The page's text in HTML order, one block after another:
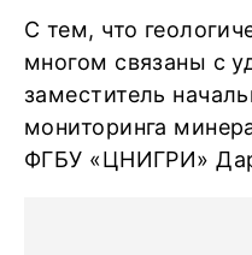
С тем, что
многом связаны с
заместитель
мониторинга
ФГБУ «ЦНИГРИ»